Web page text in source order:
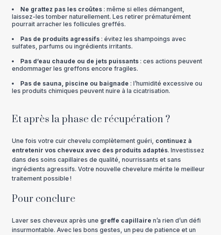
Ne grattez pas les croûtes : même si elles démangent,
laissez-les tomber naturellement. Les retirer prématurément
pourrait arracher les follicules greffés.
Pas de produits agressifs : évitez les shampoings avec
sulfates, parfums ou ingrédients irritants.
Pas d’eau chaude ou de jets puissants : ces actions peuvent
endommager les greffons encore fragiles.
Pas de sauna, piscine ou baignade : l’humidité excessive ou
les produits chimiques peuvent nuire à la cicatrisation.
Et après la phase de récupération ?
Une fois votre cuir chevelu complètement guéri, continuez à
entretenir vos cheveux avec des produits adaptés. Investissez
dans des soins capillaires de qualité, nourrissants et sans
ingrédients agressifs. Votre nouvelle chevelure mérite le meilleur
traitement possible !
Pour conclure
Laver ses cheveux après une greffe capillaire n’a rien d’un défi
insurmontable. Avec les bons gestes, un peu de patience et un